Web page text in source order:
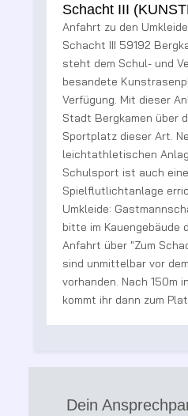
Schacht III
Anfahrt zu den
Schacht III 59192
steht dem Schul- und
besandete
Verfügung. Mit dieser
Stadt Bergkamen über
Sportplatz dieser Art.
leichtathletischen
Schulsport ist auch eine
Spielflutlichtanlage
Umkleide:
bitte im Kauengebäude
Anfahrt über "Zum
sind unmittelbar vor
vorhanden. Nach 150m
kommt ihr dann zum
Dein